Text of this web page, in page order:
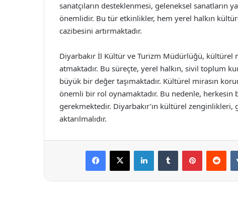
sanatçıların desteklenmesi, geleneksel sanatların
önemlidir. Bu tür etkinlikler, hem yerel halkın
cazibesini artırmaktadır.
Diyarbakır İl Kültür ve Turizm Müdürlüğü, kültürel
atmaktadır. Bu süreçte, yerel halkın, sivil toplum
büyük bir değer taşımaktadır. Kültürel mirasın
önemli bir rol oynamaktadır. Bu nedenle, herkesin
gerekmektedir. Diyarbakır’ın kültürel zenginlikleri,
aktarılmalıdır.
Facebook
X LinkedInTumblr Pinterest